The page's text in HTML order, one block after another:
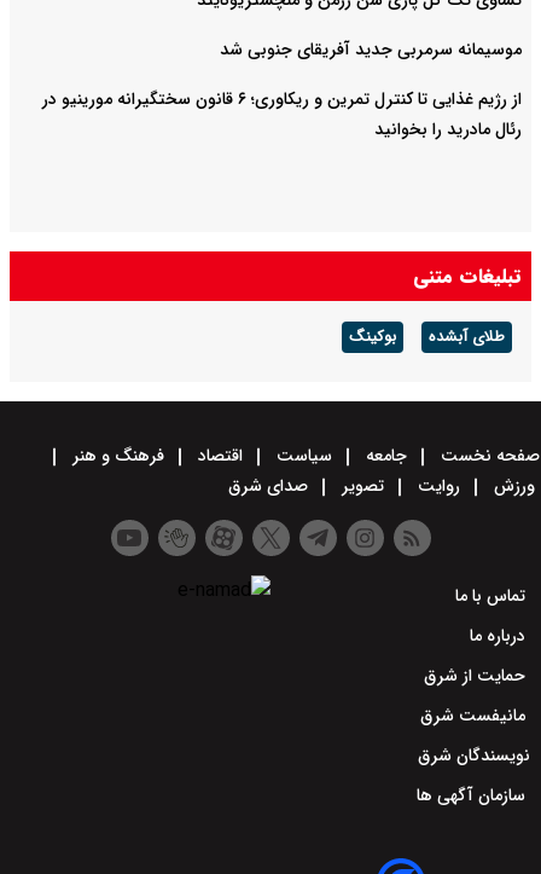
موسیمانه سرمربی جدید آفریقای جنوبی شد
از رژیم غذایی تا کنترل تمرین و ریکاوری؛ ۶ قانون سختگیرانه مورینیو در
رئال مادرید را بخوانید
تبلیغات متنی
طلای آبشده بوکینگ
صفحه نخست جامعه سیاست اقتصاد
فرهنگ و هنر
ورزش
روایت تصویر صدای شرق
تماس با ما
درباره ما
حمایت از شرق
مانیفست شرق
نویسندگان شرق
سازمان آگهی ها